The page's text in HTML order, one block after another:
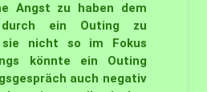
Angst zu haben dem
durch ein Outing zu
sie nicht so im Fokus
könnte ein Outing
auch negativ